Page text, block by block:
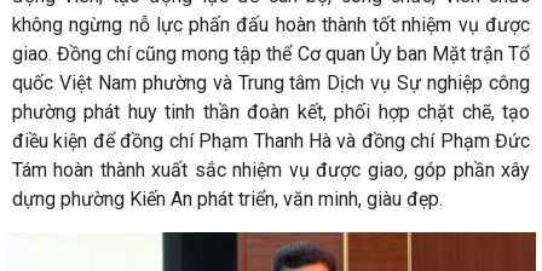
không ngừng nỗ lực phấn đấu hoàn thành tốt nhiệm vụ được
giao. Đồng chí cũng mong tập thể Cơ quan Ủy ban Mặt trận Tổ
quốc Việt Nam phường và Trung tâm Dịch vụ Sự nghiệp công
phường phát huy tinh thần đoàn kết, phối hợp chặt chẽ, tạo
điều kiện để đồng chí Phạm Thanh Hà và đồng chí Phạm Đức
Tám hoàn thành xuất sắc nhiệm vụ được giao, góp phần xây
dựng phường Kiến An phát triển, văn minh, giàu đẹp.